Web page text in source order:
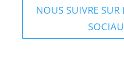
NOUS SUIVRE SUR